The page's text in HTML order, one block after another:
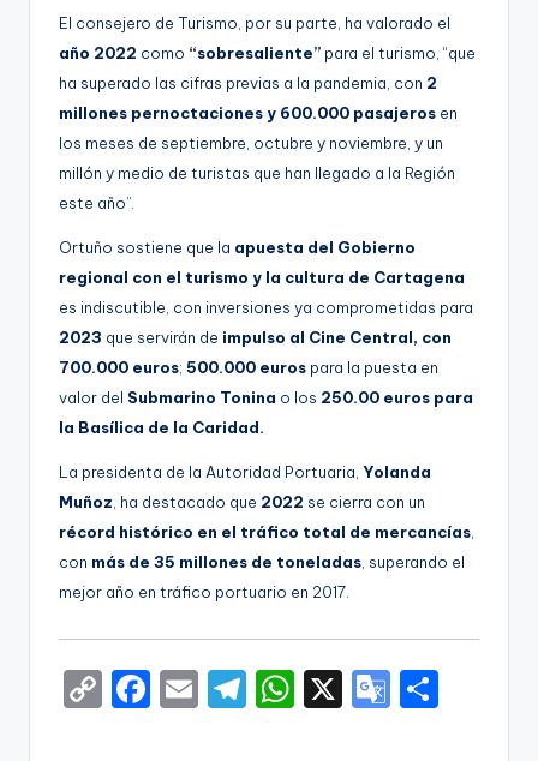
El consejero de Turismo, por su parte, ha valorado el
año 2022 como “sobresaliente” para el turismo, “que
ha superado las cifras previas a la pandemia, con 2
millones pernoctaciones y 600.000 pasajeros en
los meses de septiembre, octubre y noviembre, y un
millón y medio de turistas que han llegado a la Región
este año”.
Ortuño sostiene que la apuesta del Gobierno
regional con el turismo y la cultura de Cartagena
es indiscutible, con inversiones ya comprometidas para
2023 que servirán de impulso al Cine Central, con
700.000 euros; 500.000 euros para la puesta en
valor del Submarino Tonina o los 250.00 euros para
la Basílica de la Caridad.
La presidenta de la Autoridad Portuaria, Yolanda
Muñoz, ha destacado que 2022 se cierra con un
récord histórico en el tráfico total de mercancías,
con más de 35 millones de toneladas, superando el
mejor año en tráfico portuario en 2017.
C F
E
T
W X
G